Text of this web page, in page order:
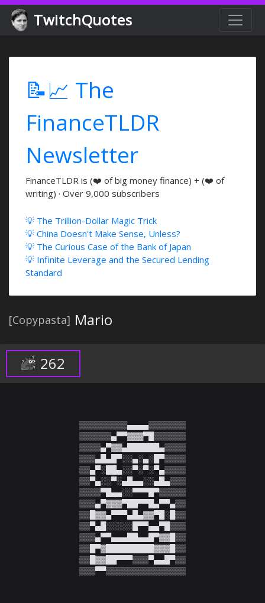
TwitchQuotes
📝📈 The
FinanceTLDR
Newsletter
FinanceTLDR is (❤️ of big money finance) + (❤️ of
writing) · Over 9,000 subscribers
💡 The Trillion-Dollar Magic Trick
💡 China Doesn't Make Sense, Unless?
💡 The Curious Case of the Bank of Japan
💡 Infinite Leverage and the Secured Lending
Standard
[Copypasta] Mario
262
▒▒▒▒▒▒▒▒▒▄▄▄▄▒▒▒▒▒▒▒
▒▒▒▒▒▒▄▀▀▓▓▓▀█▒▒▒▒▒▒
▒▒▒▒▄▀▓▓▄██████▄▒▒▒▒
▒▒▒▄█▄█▀░░▄░▄░█▀▒▒▒▒
▒▒▄▀░██▄░░▀░▀░▀▄▒▒▒▒
▒▒▀▄░░▀░▄█▄▄░░▄█▄▒▒▒
▒▒▒▒▀█▄▄░░▀▀▀█▀▒▒▒▒▒
▒▒▒▄▀▓▓▓▀██▀▀█▄▀▀▄▒▒
▒▒█▓▓▄▀▀▀▄█▄▓▓▀█░█▒▒
▒▒▀▄█░░░░░█▀▀▄▄▀█▒▒▒
▒▒▒▄▀▀▄▄▄██▄▄█▀▓▓█▒▒
▒▒█▀▓█████████▓▓▓█▒▒
▒▒█▓▓██▀▀▀▒▒▒▀▄▄█▀▒▒
▒▒▒▀▀▒▒▒▒▒▒▒▒▒▒▒▒▒▒▒